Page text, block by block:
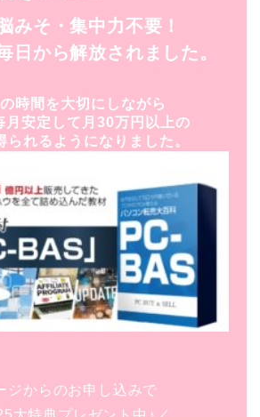
みそ・集中力不要！
日から解放されました。
時間を大切にしながら
月安定して月30万円以上の
られるようになりました。
ジからのお申し込みで